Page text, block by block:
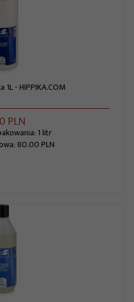
1L - HIPPIKA.COM
PLN
1 litr
80.00 PLN